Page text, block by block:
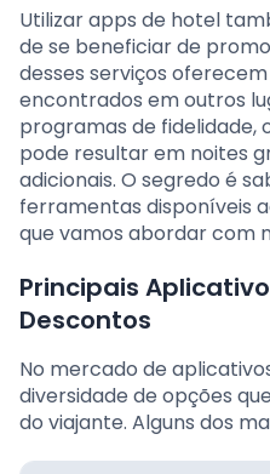
Utilizar apps de hotel
de se beneficiar de
desses serviços
encontrados em outros
programas de fidelidade,
pode resultar em noites
adicionais. O segredo é
ferramentas disponíveis
que vamos abordar com
Principais
Descontos
No mercado de
diversidade de opções
do viajante. Alguns dos